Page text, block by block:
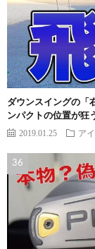
ダウンスイングの「
ンパクトの位置が狂
2019.01.25 ア